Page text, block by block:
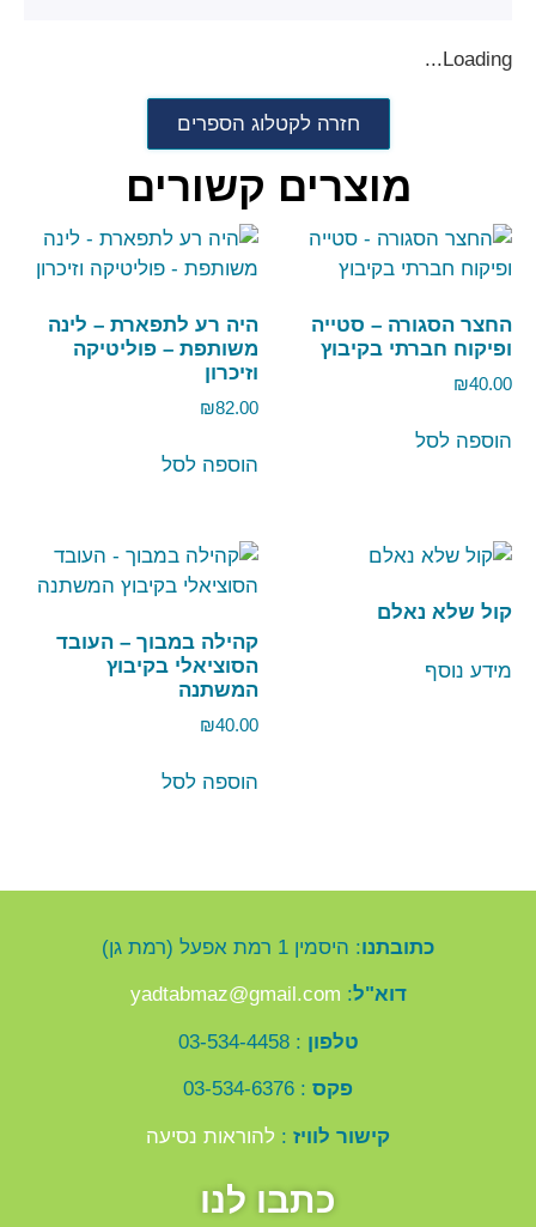
Loading...
חזרה לקטלוג הספרים
מוצרים קשורים
החצר הסגורה – סטייה
ופיקוח חברתי בקיבוץ
₪40.00
הוספה לסל
היה רע לתפארת – לינה
משותפת – פוליטיקה
וזיכרון
₪82.00
הוספה לסל
קול שלא נאלם
מידע נוסף
קהילה במבוך – העובד
הסוציאלי בקיבוץ
המשתנה
₪40.00
הוספה לסל
כתובתנו: היסמין 1 רמת אפעל (רמת גן)
דוא"ל:
טלפון : 03-534-4458
פקס : 03-534-6376
קישור לוויז : להוראות נסיעה
כתבו לנו